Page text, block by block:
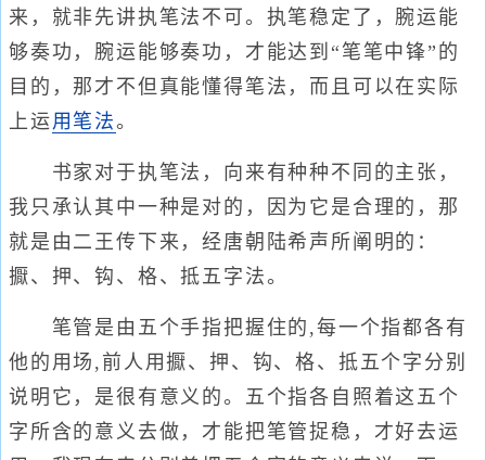
来，就非先讲执笔法不可。执笔稳定了，腕运能
够奏功，腕运能够奏功，才能达到“笔笔中锋”的
目的，那才不但真能懂得笔法，而且可以在实际
上运用笔法。
书家对于执笔法，向来有种种不同的主张，
我只承认其中一种是对的，因为它是合理的，那
就是由二王传下来，经唐朝陆希声所阐明的：
擫、押、钩、格、抵五字法。
笔管是由五个手指把握住的,每一个指都各有
他的用场,前人用擫、押、钩、格、抵五个字分别
说明它，是很有意义的。五个指各自照着这五个
字所含的意义去做，才能把笔管捉稳，才好去运